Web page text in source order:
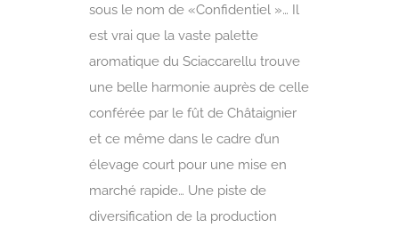
sous le nom de «Confidentiel »… Il
est vrai que la vaste palette
aromatique du Sciaccarellu trouve
une belle harmonie auprès de celle
conférée par le fût de Châtaignier
et ce même dans le cadre d’un
élevage court pour une mise en
marché rapide… Une piste de
diversification de la production